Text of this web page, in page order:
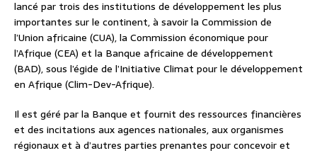
lancé par trois des institutions de développement les plus
importantes sur le continent, à savoir la Commission de
l’Union africaine (CUA), la Commission économique pour
l’Afrique (CEA) et la Banque africaine de développement
(BAD), sous l’égide de l’Initiative Climat pour le développement
en Afrique (Clim-Dev-Afrique).
Il est géré par la Banque et fournit des ressources financières
et des incitations aux agences nationales, aux organismes
régionaux et à d’autres parties prenantes pour concevoir et